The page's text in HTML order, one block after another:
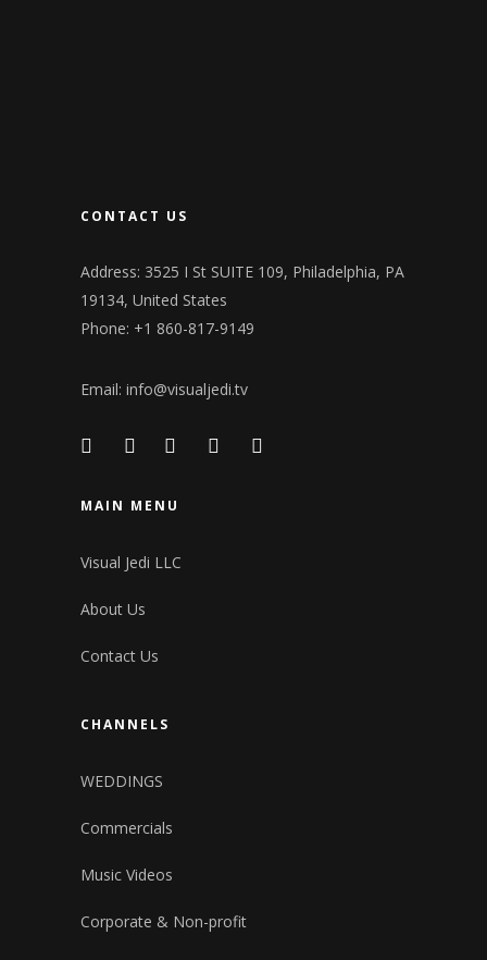
CONTACT US
Address: 3525 I St SUITE 109, Philadelphia, PA
19134, United States
Phone: +1 860-817-9149
Email: info@visualjedi.tv
MAIN MENU
Visual Jedi LLC
About Us
Contact Us
CHANNELS
WEDDINGS
Commercials
Music Videos
Corporate & Non-profit